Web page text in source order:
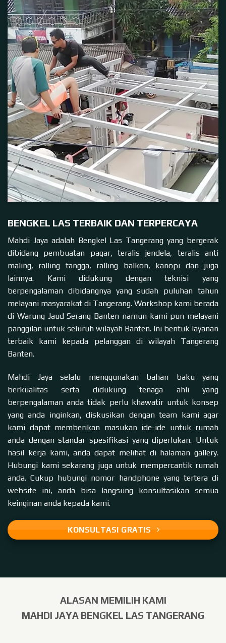
BENGKEL LAS TERBAIK DAN TERPERCAYA
Mahdi Jaya adalah Bengkel Las Tangerang yang bergerak
dibidang pembuatan pagar, teralis jendela, teralis anti
maling, ralling tangga, ralling balkon, kanopi dan juga
lainnya. Kami didukung dengan teknisi yang
berpengalaman dibidangnya yang sudah puluhan tahun
melayani masyarakat di Tangerang. Workshop kami berada
di Warung Jaud Serang Banten namun kami pun melayani
panggilan untuk seluruh wilayah Banten. Ini bentuk layanan
terbaik kami kepada pelanggan di wilayah Tangerang
Banten.
Mahdi Jaya selalu menggunakan bahan baku yang
berkualitas serta didukung tenaga ahli yang
berpengalaman anda tidak perlu khawatir untuk konsep
yang anda inginkan, diskusikan dengan team kami agar
kami dapat memberikan masukan ide-ide untuk rumah
anda dengan standar spesifikasi yang diperlukan. Untuk
hasil kerja kami, anda dapat melihat di halaman gallery.
Hubungi kami sekarang juga untuk mempercantik rumah
anda. Cukup hubungi nomor handphone yang tertera di
website ini, anda bisa langsung konsultasikan semua
keinginan anda kepada kami.
KONSULTASI GRATIS
ALASAN MEMILIH KAMI
MAHDI JAYA BENGKEL LAS TANGERANG